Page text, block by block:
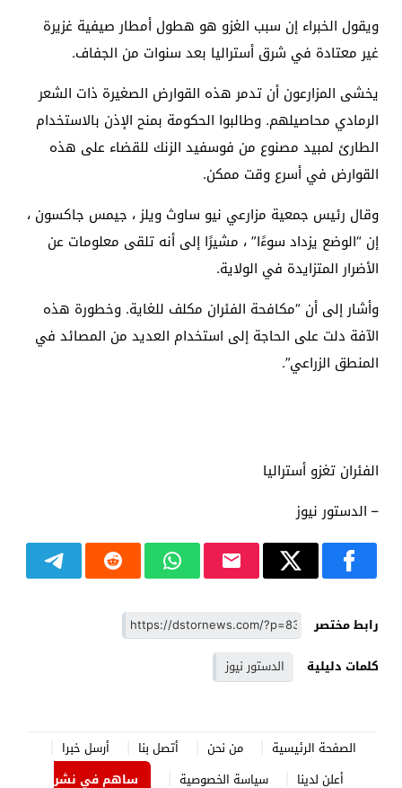
ويقول الخبراء إن سبب الغزو هو هطول أمطار صيفية غزيرة
غير معتادة في شرق أستراليا بعد سنوات من الجفاف.
يخشى المزارعون أن تدمر هذه القوارض الصغيرة ذات الشعر
الرمادي محاصيلهم. وطالبوا الحكومة بمنح الإذن بالاستخدام
الطارئ لمبيد مصنوع من فوسفيد الزنك للقضاء على هذه
القوارض في أسرع وقت ممكن.
وقال رئيس جمعية مزارعي نيو ساوث ويلز ، جيمس جاكسون ،
إن “الوضع يزداد سوءًا” ، مشيرًا إلى أنه تلقى معلومات عن
الأضرار المتزايدة في الولاية.
وأشار إلى أن “مكافحة الفئران مكلف للغاية. وخطورة هذه
الآفة دلت على الحاجة إلى استخدام العديد من المصائد في
المنطق الزراعي”.
الفئران تغزو أستراليا
– الدستور نيوز
رابط مختصر
كلمات دليلية
الدستور نيوز
الصفحة الرئيسية من نحن أتصل بنا
أرسل خبرا
أعلن لدينا
سياسة الخصوصية ساهم في نشر